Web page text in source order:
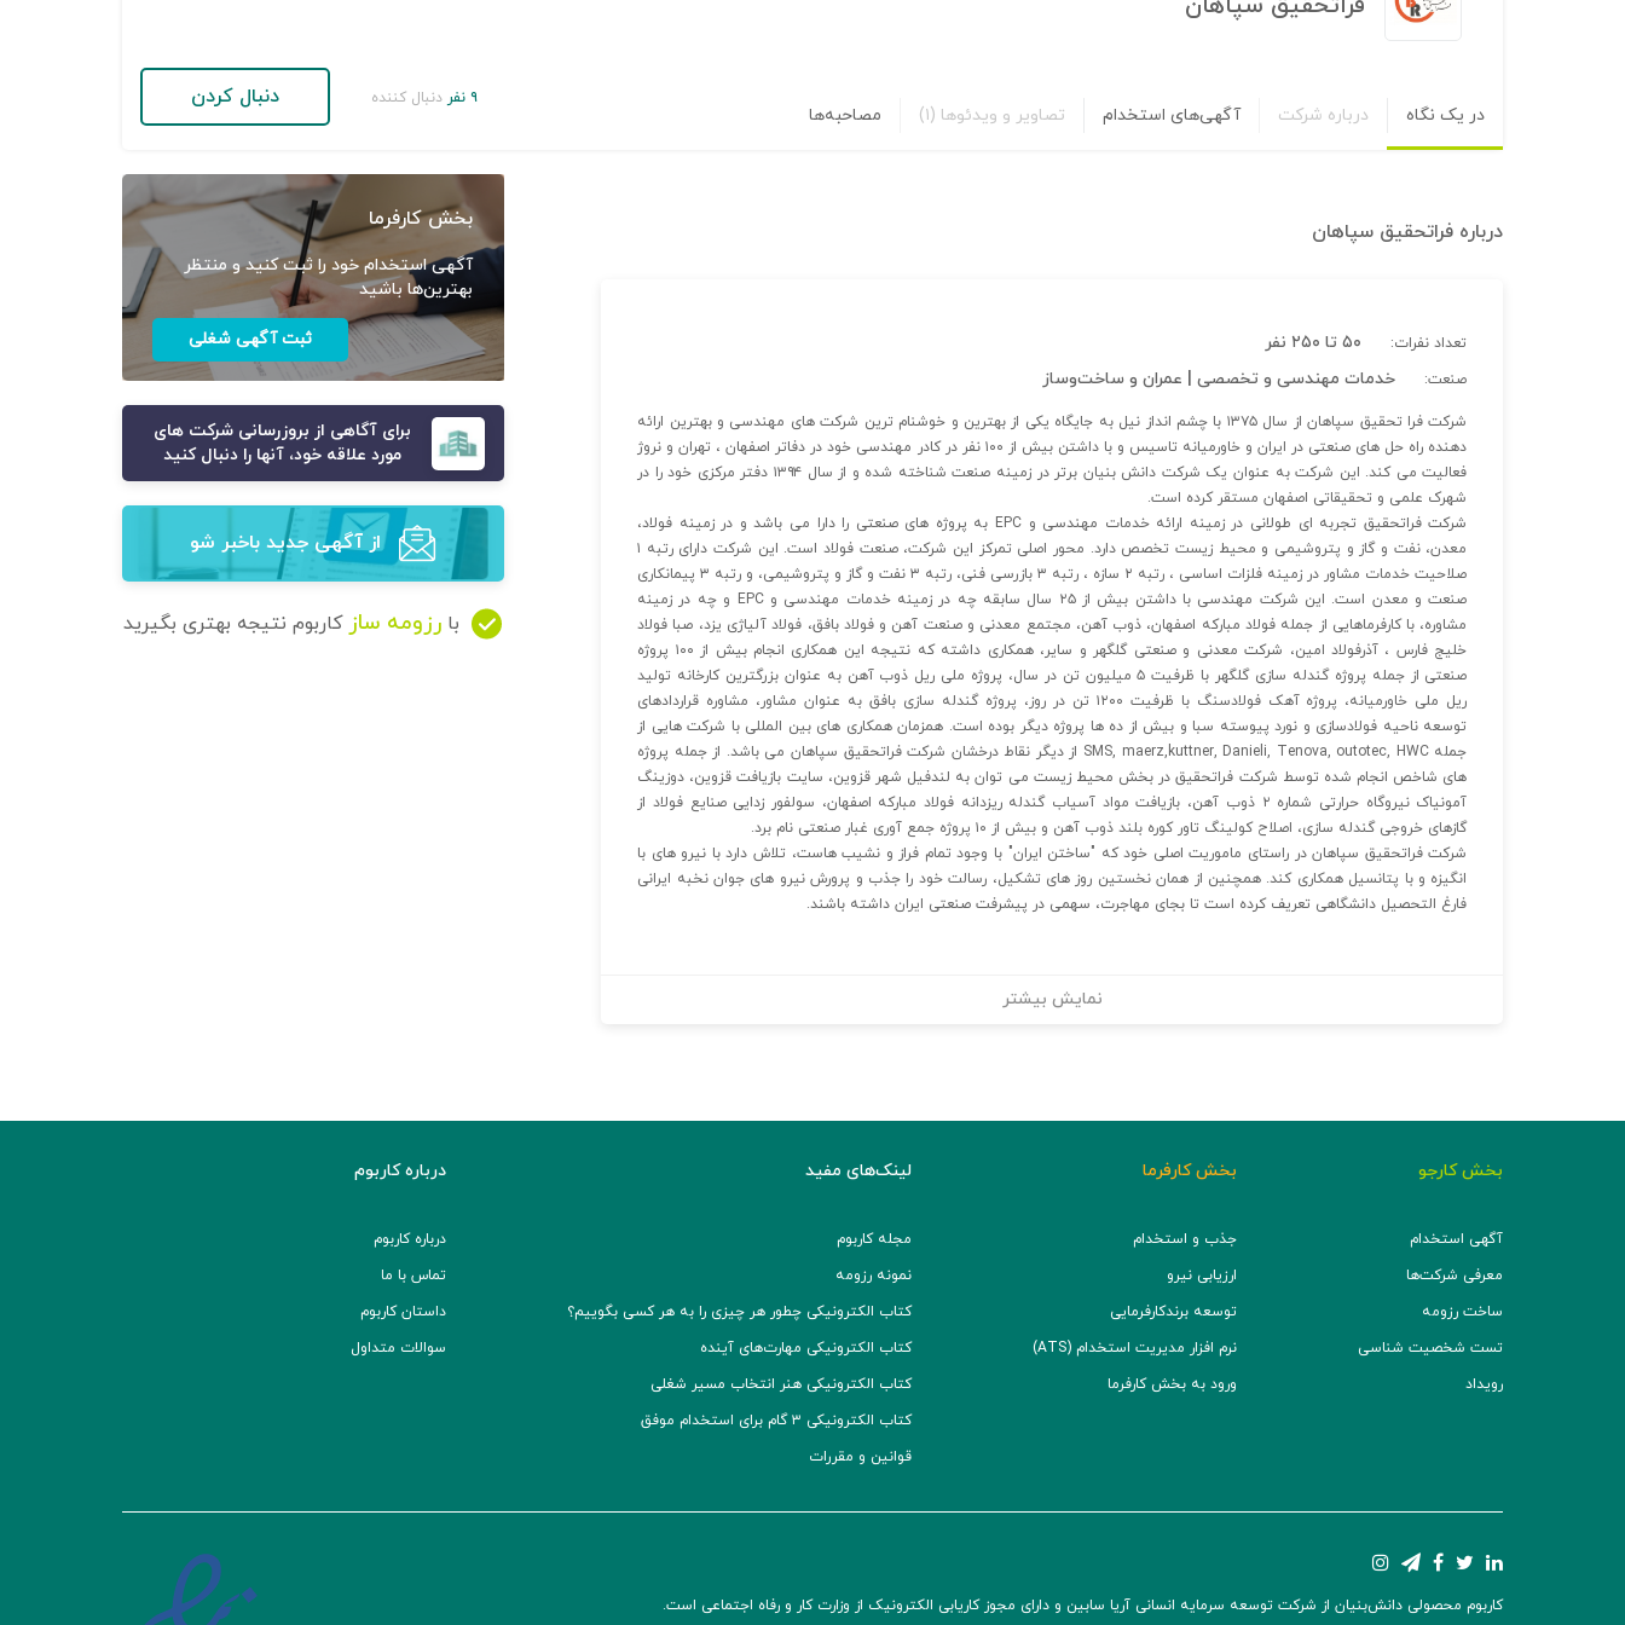
در یک نگاه درباره شرکت آگهی‌های استخدام تصاویر و ویدئوها (۱) مصاحبه‌ها
۹ نفر دنبال کننده دنبال کردن
درباره فراتحقیق سپاهان
تعداد نفرات: ۵۰ تا ۲۵۰ نفر
صنعت: خدمات مهندسی و تخصصی | عمران و ساخت‌وساز
شرکت فرا تحقیق سپاهان از سال ۱۳۷۵ با چشم انداز نیل به جایگاه یکی از بهترین و خوشنام ترین شرکت های مهندسی و بهترین ارائه
دهنده راه حل های صنعتی در ایران و خاورمیانه تاسیس و با داشتن بیش از ۱۰۰ نفر در کادر مهندسی خود در دفاتر اصفهان ، تهران و نروژ
فعالیت می کند. این شرکت به عنوان یک شرکت دانش بنیان برتر در زمینه صنعت شناخته شده و از سال ۱۳۹۴ دفتر مرکزی خود را در
شهرک علمی و تحقیقاتی اصفهان مستقر کرده است.
شرکت فراتحقیق تجربه ای طولانی در زمینه ارائه خدمات مهندسی و EPC به پروژه های صنعتی را دارا می باشد و در زمینه فولاد،
معدن، نفت و گاز و پتروشیمی و محیط زیست تخصص دارد. محور اصلی تمرکز این شرکت، صنعت فولاد است. این شرکت دارای رتبه ۱
صلاحیت خدمات مشاور در زمینه فلزات اساسی ، رتبه ۲ سازه ، رتبه ۳ بازرسی فنی، رتبه ۳ نفت و گاز و پتروشیمی، و رتبه ۳ پیمانکاری
صنعت و معدن است. این شرکت مهندسی با داشتن بیش از ۲۵ سال سابقه چه در زمینه خدمات مهندسی و EPC و چه در زمینه
مشاوره، با کارفرماهایی از جمله فولاد مبارکه اصفهان، ذوب آهن، مجتمع معدنی و صنعت آهن و فولاد بافق، فولاد آلیاژی یزد، صبا فولاد
خلیج فارس ، آذرفولاد امین، شرکت معدنی و صنعتی گلگهر و سایر، همکاری داشته که نتیجه این همکاری انجام بیش از ۱۰۰ پروژه
صنعتی از جمله پروژه گندله سازی گلگهر با ظرفیت ۵ میلیون تن در سال، پروژه ملی ریل ذوب آهن به عنوان بزرگترین کارخانه تولید
ریل ملی خاورمیانه، پروژه آهک فولادسنگ با ظرفیت ۱۲۰۰ تن در روز، پروژه گندله سازی بافق به عنوان مشاور، مشاوره قراردادهای
توسعه ناحیه فولادسازی و نورد پیوسته سبا و بیش از ده ها پروژه دیگر بوده است. همزمان همکاری های بین المللی با شرکت هایی از
جمله SMS, maerz,kuttner, Danieli, Tenova, outotec, HWC از دیگر نقاط درخشان شرکت فراتحقیق سپاهان می باشد. از جمله پروژه
های شاخص انجام شده توسط شرکت فراتحقیق در بخش محیط زیست می توان به لندفیل شهر قزوین، سایت بازیافت قزوین، دوزینگ
آمونیاک نیروگاه حرارتی شماره ۲ ذوب آهن، بازیافت مواد آسیاب گندله ریزدانه فولاد مبارکه اصفهان، سولفور زدایی صنایع فولاد از
گازهای خروجی گندله سازی، اصلاح کولینگ تاور کوره بلند ذوب آهن و بیش از ۱۰ پروژه جمع آوری غبار صنعتی نام برد.
شرکت فراتحقیق سپاهان در راستای ماموریت اصلی خود که "ساختن ایران" با وجود تمام فراز و نشیب هاست، تلاش دارد با نیرو های با
انگیزه و با پتانسیل همکاری کند. همچنین از همان نخستین روز های تشکیل، رسالت خود را جذب و پرورش نیرو های جوان نخبه ایرانی
فارغ التحصیل دانشگاهی تعریف کرده است تا بجای مهاجرت، سهمی در پیشرفت صنعتی ایران داشته باشند.
نمایش بیشتر
بخش کارفرما
آگهی استخدام خود را ثبت کنید و منتظر
بهترین‌ها باشید
ثبت آگهی شغلی
برای آگاهی از بروزرسانی شرکت های
مورد علاقه خود، آنها را دنبال کنید
از آگهی‌ جدید باخبر شو
با رزومه ساز کاربوم نتیجه بهتری بگیرید
بخش کارجو
آگهی استخدام
معرفی شرکت‌ها
ساخت رزومه
تست شخصیت شناسی
رویداد
بخش کارفرما
جذب و استخدام
ارزیابی نیرو
توسعه برند‌کارفرمایی
نرم افزار مدیریت استخدام (ATS)
ورود به بخش کارفرما
لینک‌های مفید
مجله کاربوم
نمونه رزومه
کتاب الکترونیکی چطور هر چیزی را به هر کسی بگوییم؟
کتاب الکترونیکی مهارت‌های آینده
کتاب الکترونیکی هنر انتخاب مسیر شغلی
کتاب الکترونیکی ۳ گام برای استخدام موفق
قوانین و مقررات
درباره کاربوم
درباره کاربوم
تماس با ما
داستان کاربوم
سوالات متداول
کاربوم محصولی دانش‌بنیان از شرکت توسعه سرمایه انسانی آریا سابین و دارای مجوز کاریابی الکترونیک از وزارت کار و رفاه اجتماعی است.